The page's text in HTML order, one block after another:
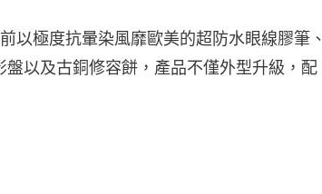
以極度抗暈染風靡歐美的超防水眼線膠筆、
以及古銅修容餅，產品不僅外型升級，配